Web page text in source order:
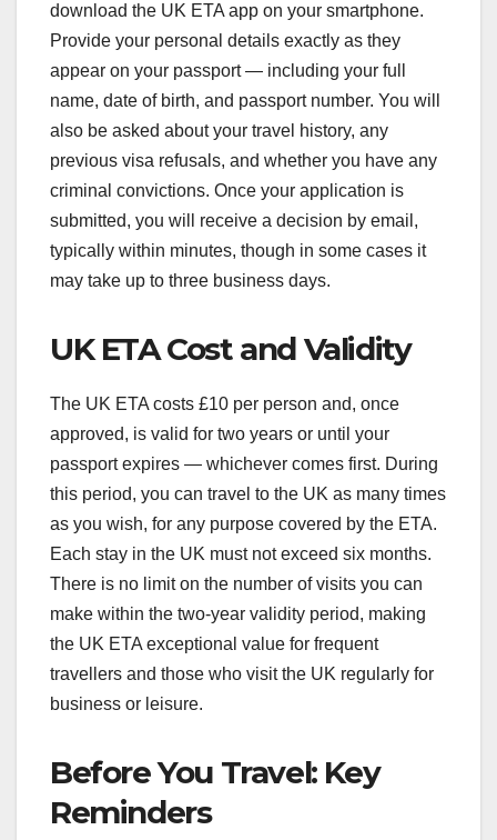
download the UK ETA app on your smartphone.
Provide your personal details exactly as they
appear on your passport — including your full
name, date of birth, and passport number. You will
also be asked about your travel history, any
previous visa refusals, and whether you have any
criminal convictions. Once your application is
submitted, you will receive a decision by email,
typically within minutes, though in some cases it
may take up to three business days.
UK ETA Cost and Validity
The UK ETA costs £10 per person and, once
approved, is valid for two years or until your
passport expires — whichever comes first. During
this period, you can travel to the UK as many times
as you wish, for any purpose covered by the ETA.
Each stay in the UK must not exceed six months.
There is no limit on the number of visits you can
make within the two-year validity period, making
the UK ETA exceptional value for frequent
travellers and those who visit the UK regularly for
business or leisure.
Before You Travel: Key
Reminders